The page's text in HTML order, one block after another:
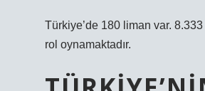
Türkiye’de 180 liman var.
rol oynamaktadır.